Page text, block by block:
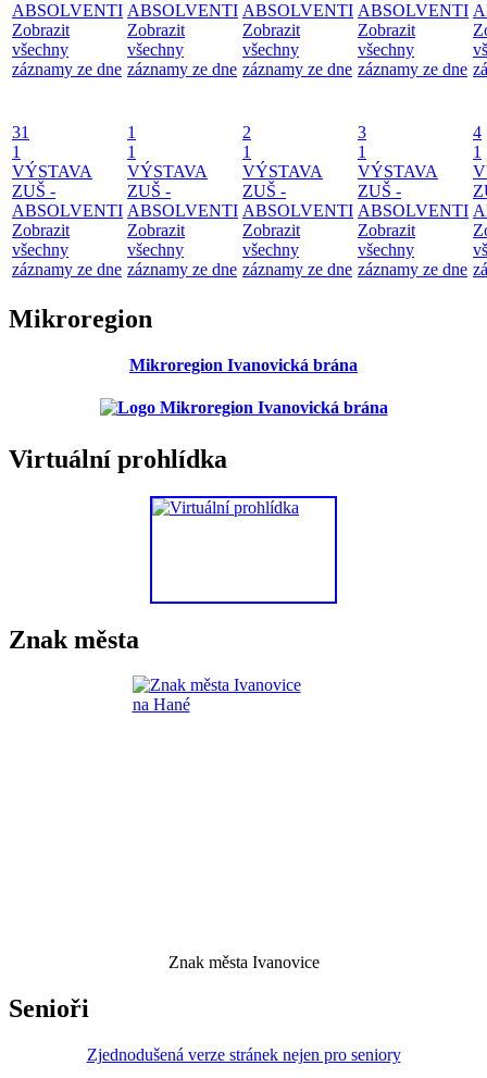
ABSOLVENTI
Zobrazit
všechny
záznamy ze dne
ABSOLVENTI
Zobrazit
všechny
záznamy ze dne
ABSOLVENTI
Zobrazit
všechny
záznamy ze dne
ABSOLVENTI
Zobrazit
všechny
záznamy ze dne
31
1
VÝSTAVA
ZUŠ -
ABSOLVENTI
Zobrazit
všechny
záznamy ze dne
1
1
VÝSTAVA
ZUŠ -
ABSOLVENTI
Zobrazit
všechny
záznamy ze dne
2
1
VÝSTAVA
ZUŠ -
ABSOLVENTI
Zobrazit
všechny
záznamy ze dne
3
1
VÝSTAVA
ZUŠ -
ABSOLVENTI
Zobrazit
všechny
záznamy ze dne
4
1
Mikroregion
Mikroregion Ivanovická brána
Virtuální prohlídka
Znak města
Znak města Ivanovice
Senioři
Zjednodušená verze stránek nejen pro seniory